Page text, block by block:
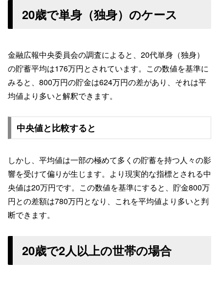
20歳で単身（独身）のケース
金融広報中央委員会の調査によると、20代単身（独身）
の貯蓄平均は176万円とされています。この数値を基準に
みると、800万円の貯金は624万円の差があり、それは平
均値より多いと解釈できます。
中央値と比較すると
しかし、平均値は一部の極めて多くの貯蓄を持つ人々の影
響を受けて偏りが生じます。より現実的な指標とされる中
央値は20万円です。この数値を基準にすると、貯金800万
円との差額は780万円となり、これを平均値より多いと判
断できます。
20歳で2人以上の世帯の場合